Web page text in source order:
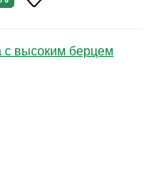
с высоким берцем